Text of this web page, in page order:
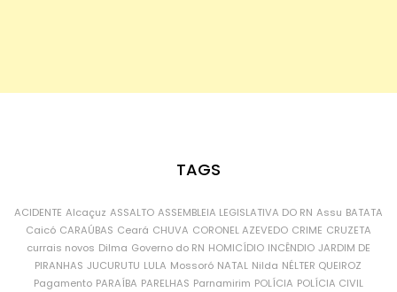
TAGS
ACIDENTE Alcaçuz ASSALTO ASSEMBLEIA LEGISLATIVA DO RN Assu BATATA
Caicó CARAÚBAS Ceará CHUVA CORONEL AZEVEDO CRIME CRUZETA
currais novos Dilma Governo do RN HOMICÍDIO INCÊNDIO JARDIM DE
PIRANHAS JUCURUTU LULA Mossoró NATAL Nilda NÉLTER QUEIROZ
Pagamento PARAÍBA PARELHAS Parnamirim POLÍCIA POLÍCIA CIVIL